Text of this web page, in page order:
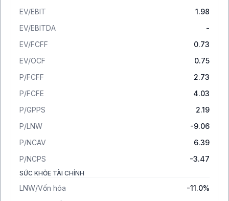
EV/EBIT
1.98
EV/EBITDA
-
EV/FCFF
0.73
EV/OCF
0.75
P/FCFF
2.73
P/FCFE
4.03
P/GPPS
2.19
P/LNW
-9.06
P/NCAV
6.39
P/NCPS
-3.47
SỨC KHỎE TÀI CHÍNH
LNW/Vốn hóa
-11.0%